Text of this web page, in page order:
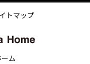
トマップ
ム